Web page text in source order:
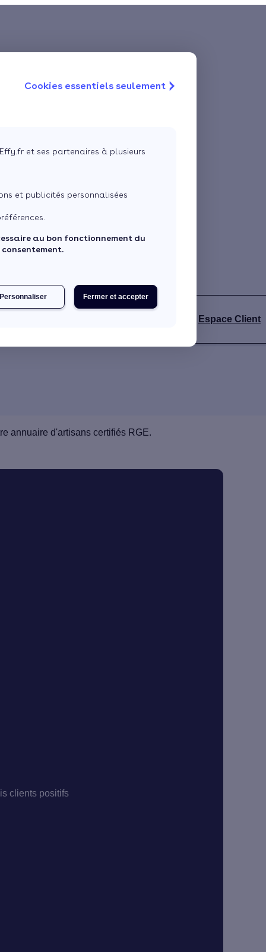
Cookies essentiels seulement
et ses partenaires à plusieurs
et publicités personnalisées
au bon fonctionnement du
Fermer et accepter
Personnaliser
Espace Client
annuaire d'artisans certifiés RGE.
clients positifs